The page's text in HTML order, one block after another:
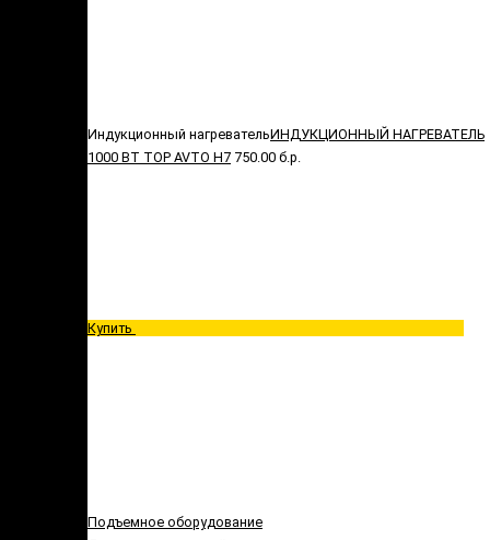
Индукционный нагревательИНДУКЦИОННЫЙ НАГРЕВАТЕЛЬ
1000 ВТ TOP AVTO H7 750.00 б.р.
Купить
Подъемное оборудование